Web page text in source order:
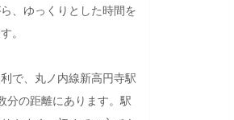
、ゆっくりとした時間を
。
で、丸ノ内線新高円寺駅
分の距離にあります。駅